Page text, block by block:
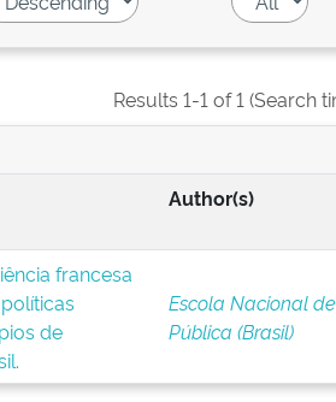
Results 1-1 of 1 (Search
Author(s)
francesa
de
Escola Nacional
Pública (Brasil)